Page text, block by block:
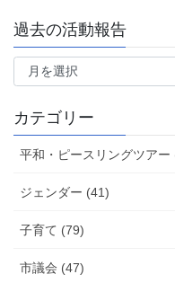
過去の活動報告
過
活
報
カテゴリー
平和・ピースリングツアー
ジェンダー (41)
子育て (79)
市議会 (47)